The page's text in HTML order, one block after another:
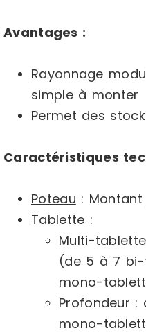
Avantages :
Rayonnage
simple à monter
Permet des
Caractéristiques
Poteau :
Tablette :
Multi-
(de 5 à 7
mono-
Profondeur :
mono-